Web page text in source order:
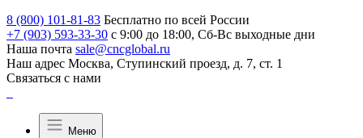
8 (800) 101-81-83 Бесплатно по всей России
+7 (903) 593-33-30 с 9:00 до 18:00, Сб-Вс выходные дни
Наша почта sale@cncglobal.ru
Наш адрес Москва, Ступинский проезд, д. 7, ст. 1
Связаться с нами
Меню